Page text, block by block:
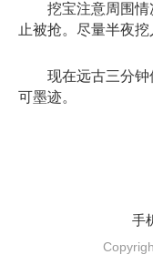
挖宝注意周围情
止被抢。尽量半夜挖
现在远古三分钟
可墨迹。
手